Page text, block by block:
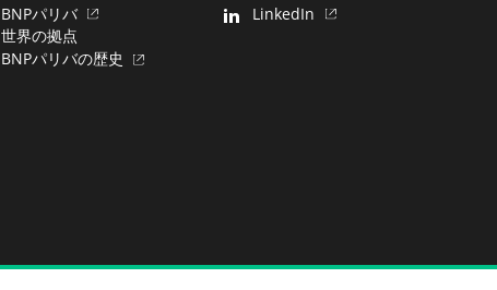
BNPパリバ
世界の拠点
BNPパリバの歴史
LinkedIn